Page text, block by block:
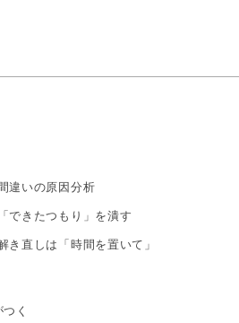
違いの原因分析
できたつもり」を潰す
直しは「時間を置いて」
く